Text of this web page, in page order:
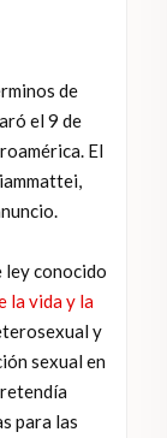
de
el 9 de
El
ley conocido
la vida y la
y
sexual en
para las